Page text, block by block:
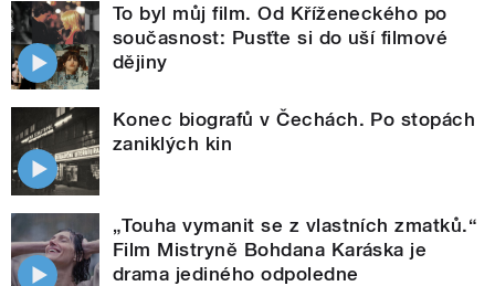
To byl můj film. Od Kříženeckého po
současnost: Pusťte si do uší filmové
dějiny
Konec biografů v Čechách. Po stopách
zaniklých kin
„Touha vymanit se z vlastních zmatků.“
Film Mistryně Bohdana Karáska je
drama jediného odpoledne